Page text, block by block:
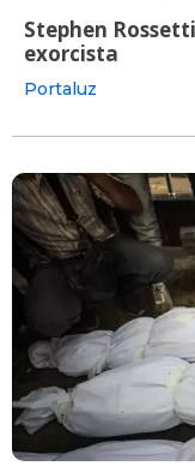
Stephen
exorcista
Portaluz